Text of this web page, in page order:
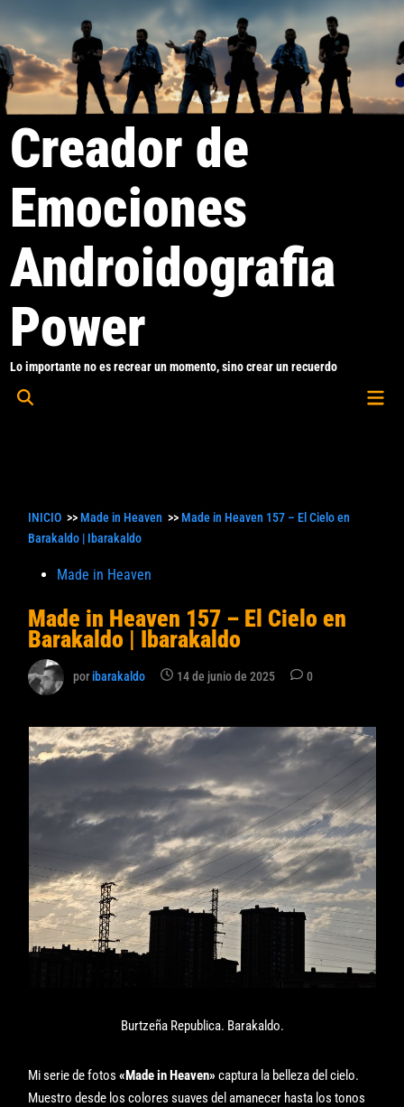
al
contenido
Creador de
Emociones
Androidografia
Power
Lo importante no es recrear un momento, sino crear un recuerdo
Abrir
INICIO >> Made in Heaven >> Made in Heaven 157 – El Cielo en
Barakaldo | Ibarakaldo
Publicado
Made in Heaven
Made in Heaven 157 – El Cielo en
Barakaldo | Ibarakaldo
poribarakaldo 14 de junio de 2025 0
Burtzeña Republica. Barakaldo.
Mi serie de fotos«Made in Heaven» captura la belleza del cielo.
Muestro desde los colores suaves del amanecer hasta los tonos